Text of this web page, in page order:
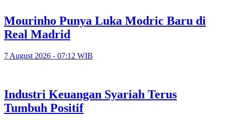
Mourinho Punya Luka Modric Baru di
Real Madrid
7 August 2026 - 07:12 WIB
Industri Keuangan Syariah Terus
Tumbuh Positif